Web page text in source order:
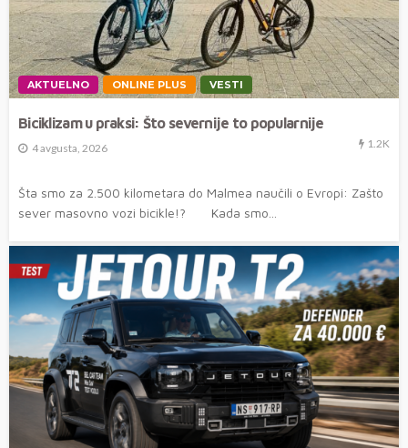
AKTUELNO ONLINE PLUS VESTI
Biciklizam u praksi: Što severnije to popularnije
4 avgusta, 2026 1.2K
Šta smo za 2.500 kilometara do Malmea naučili o Evropi: Zašto
sever masovno vozi bicikle!? Kada smo...